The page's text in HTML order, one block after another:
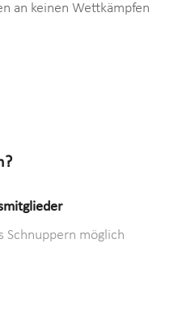
an keinen Wettkämpfen
Schnuppern möglich